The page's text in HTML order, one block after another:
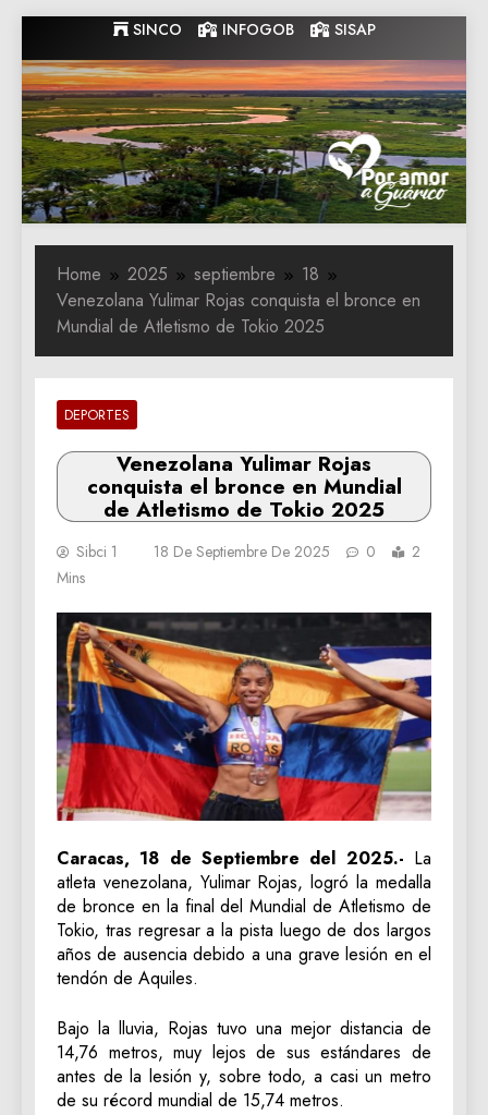
to
content
SINCO INFOGOB SISAP
Gobernacion
de Guarico
Gobernacion de Guarico
Home 2025 septiembre
18
Venezolana Yulimar Rojas conquista el bronce en
Mundial de Atletismo de Tokio 2025
DEPORTES
Venezolana Yulimar Rojas
conquista el bronce en Mundial
de Atletismo de Tokio 2025
Sibci 1 18 De Septiembre De 2025 0
2
Mins
Caracas, 18 de Septiembre del 2025.- La
atleta venezolana, Yulimar Rojas, logró la medalla
de bronce en la final del Mundial de Atletismo de
Tokio, tras regresar a la pista luego de dos largos
años de ausencia debido a una grave lesión en el
tendón de Aquiles.
Bajo la lluvia, Rojas tuvo una mejor distancia de
14,76 metros, muy lejos de sus estándares de
antes de la lesión y, sobre todo, a casi un metro
de su récord mundial de 15,74 metros.